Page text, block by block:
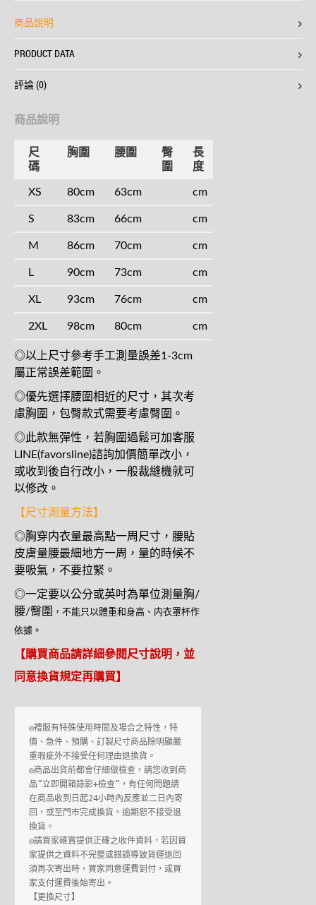
商品說明
PRODUCT DATA
評論 (0)
商品說明
尺
碼
胸圍 腰圍
臀
圍
長
度
XS 80cm 63cm cm
S 83cm 66cm cm
M 86cm 70cm cm
L 90cm 73cm cm
XL 93cm 76cm cm
2XL 98cm 80cm cm
◎以上尺寸參考手工測量誤差1-3cm
屬正常誤差範圍。
◎優先選擇腰圍相近的尺寸，其次考
慮胸圍，包臀款式需要考慮臀圍。
◎此款無彈性，若胸圍過鬆可加客服
LINE(favorsline)諮詢加價簡單改小，
或收到後自行改小，一般裁縫機就可
以修改。
【尺寸測量方法】
◎胸穿内衣量最高點一周尺寸，腰貼
皮膚量腰最細地方一周，量的時候不
要吸氣，不要拉緊。
◎一定要以公分或英吋為單位測量胸/
腰/臀圍
，不能只以體重和身高、内衣罩杯作
依據。
【購買商品請詳細參閱尺寸說明，並
同意換貨規定再購買】
◎禮服有特殊使用時間及場合之特性，特
價、急件、預購、訂製尺寸商品除明顯嚴
重瑕疵外不接受任何理由退換貨。
◎商品出貨前都會仔細做檢查，請您收到商
品”立即開箱錄影+檢查”，有任何問題請
在商品收到日起24小時內反應並二日內寄
回，或至門市完成換貨。逾期恕不接受退
換貨。
◎請買家確實提供正確之收件資料，若因買
家提供之資料不完整或錯誤導致貨運退回
須再次寄出時，買家同意運費到付，或買
家支付運費後始寄出。
【更換尺寸】